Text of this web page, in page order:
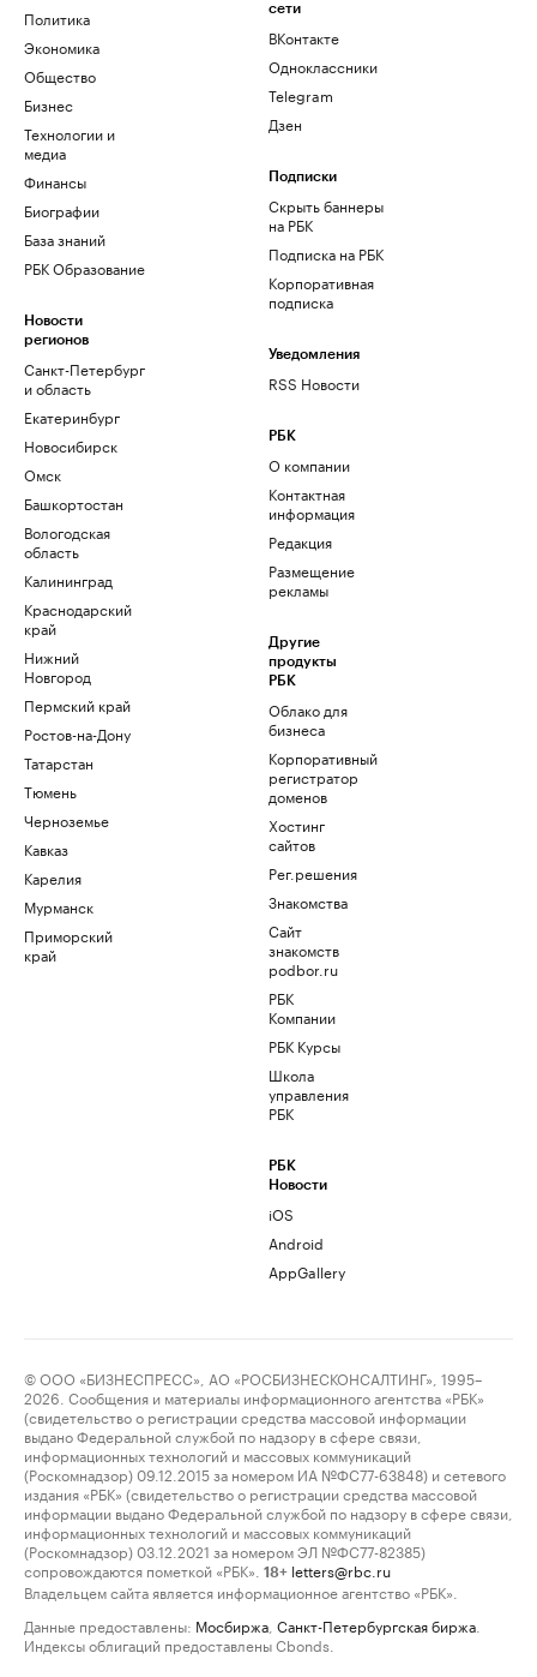
Политика
Экономика
Общество
Бизнес
Технологии и
медиа
Финансы
Биографии
База знаний
РБК Образование
Новости
регионов
Санкт-Петербург
и область
Екатеринбург
Новосибирск
Омск
Башкортостан
Вологодская
область
Калининград
Краснодарский
край
Нижний
Новгород
Пермский край
Ростов-на-Дону
Татарстан
Тюмень
Черноземье
Кавказ
Карелия
Мурманск
Приморский
край
сети
ВКонтакте
Одноклассники
Telegram
Дзен
Подписки
Скрыть баннеры
на РБК
Подписка на РБК
Корпоративная
подписка
Уведомления
RSS Новости
РБК
О компании
Контактная
информация
Редакция
Размещение
рекламы
Другие
продукты
РБК
Облако для
бизнеса
Корпоративный
регистратор
доменов
Хостинг
сайтов
Рег.решения
Знакомства
Сайт
знакомств
podbor.ru
РБК
Компании
РБК Курсы
Школа
управления
РБК
РБК
Новости
iOS
Android
AppGallery
© ООО «БИЗНЕСПРЕСС», АО «РОСБИЗНЕСКОНСАЛТИНГ», 1995–
2026. Сообщения и материалы информационного агентства «РБК»
(свидетельство о регистрации средства массовой информации
выдано Федеральной службой по надзору в сфере связи,
информационных технологий и массовых коммуникаций
(Роскомнадзор) 09.12.2015 за номером ИА №ФС77-63848) и сетевого
издания «РБК» (свидетельство о регистрации средства массовой
информации выдано Федеральной службой по надзору в сфере связи,
информационных технологий и массовых коммуникаций
(Роскомнадзор) 03.12.2021 за номером ЭЛ №ФС77-82385)
сопровождаются пометкой «РБК».
18+ letters@rbc.ru
Владельцем сайта является информационное агентство «РБК».
Данные предоставлены: Мосбиржа Санкт-Петербургская биржа
Индексы облигаций предоставлены Cbonds.